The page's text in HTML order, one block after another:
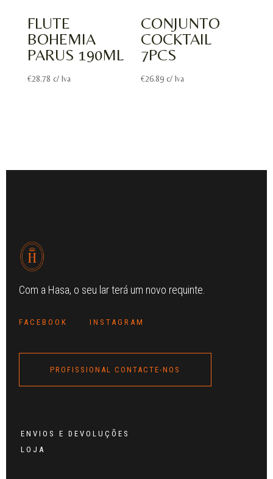
FLUTE
BOHEMIA
PARUS 190ML
€28.78 c/ Iva
CONJUNTO
COCKTAIL
7PCS
€26.89 c/ Iva
Com a Hasa, o seu lar terá um novo requinte.
FACEBOOK INSTAGRAM
PROFISSIONAL CONTACTE-NOS
ENVIOS E DEVOLUÇÕES
LOJA